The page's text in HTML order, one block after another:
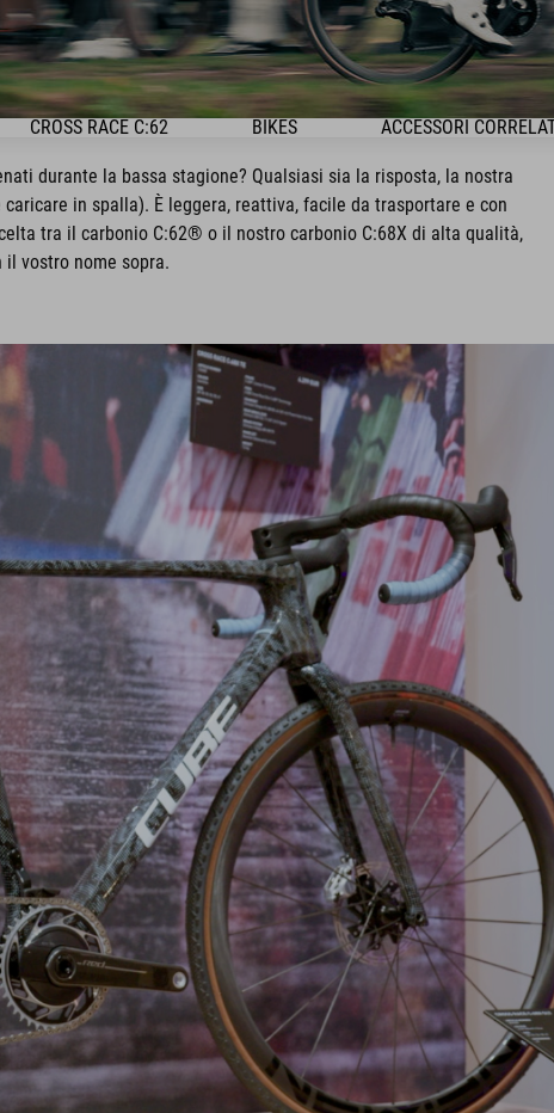
CROSS RACE C:62 BIKES ACCESSORI
durante la bassa stagione? Qualsiasi sia la risposta, la nostra
in spalla). È leggera, reattiva, facile da trasportare e con
tra il carbonio C:62® o il nostro carbonio C:68X di alta qualità,
il vostro nome sopra.